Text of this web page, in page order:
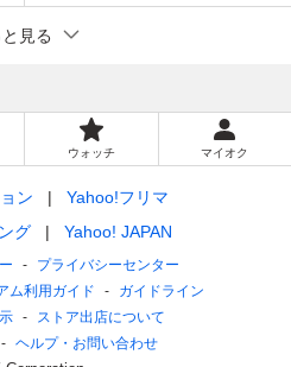
見る
ウォッチ マイオク
ン
Yahoo!フリマ
グ
Yahoo! JAPAN
プライバシーセンター
ム利用ガイド
ガイドライン
ストア出店について
ヘルプ・お問い合わせ